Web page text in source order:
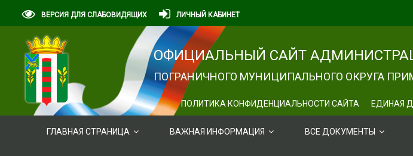
ВЕРСИЯ ДЛЯ СЛАБОВИДЯЩИХ ЛИЧНЫЙ КАБИНЕТ
ОФИЦИАЛЬНЫЙ САЙТ
ПОГРАНИЧНОГО МУНИЦИПАЛЬНОГО ОКРУГА
ПОЛИТИКА КОНФИДЕНЦИАЛЬНОСТИ САЙТА ЕДИНАЯ
ГЛАВНАЯ СТРАНИЦА ВАЖНАЯ ИНФОРМАЦИЯ ВСЕ ДОКУМЕНТЫ